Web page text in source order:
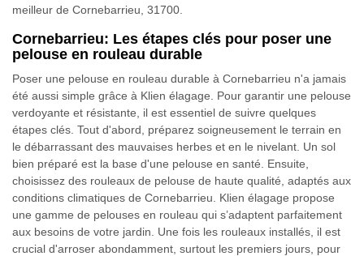
meilleur de Cornebarrieu, 31700.
Cornebarrieu: Les étapes clés pour poser une
pelouse en rouleau durable
Poser une pelouse en rouleau durable à Cornebarrieu n'a jamais
été aussi simple grâce à Klien élagage. Pour garantir une pelouse
verdoyante et résistante, il est essentiel de suivre quelques
étapes clés. Tout d'abord, préparez soigneusement le terrain en
le débarrassant des mauvaises herbes et en le nivelant. Un sol
bien préparé est la base d'une pelouse en santé. Ensuite,
choisissez des rouleaux de pelouse de haute qualité, adaptés aux
conditions climatiques de Cornebarrieu. Klien élagage propose
une gamme de pelouses en rouleau qui s’adaptent parfaitement
aux besoins de votre jardin. Une fois les rouleaux installés, il est
crucial d'arroser abondamment, surtout les premiers jours, pour